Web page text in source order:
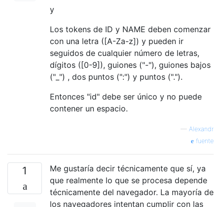
y
Los tokens de ID y NAME deben comenzar
con una letra ([A-Za-z]) y pueden ir
seguidos de cualquier número de letras,
dígitos ([0-9]), guiones ("-"), guiones bajos
("_") , dos puntos (":") y puntos (".").
Entonces "id" debe ser único y no puede
contener un espacio.
— Alexandr
fuente
1
Me gustaría decir técnicamente que sí, ya
que realmente lo que se procesa depende
técnicamente del navegador. La mayoría de
los navegadores intentan cumplir con las